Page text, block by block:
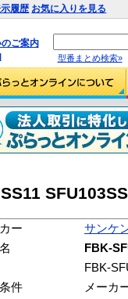
履歴 お気に入りを見る
ご案内
型番まとめ検索»
ー
サンケ
FBK-
FBK-
件
メーカ